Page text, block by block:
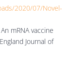
2020/07/Novel-
mRNA vaccine
Journal of